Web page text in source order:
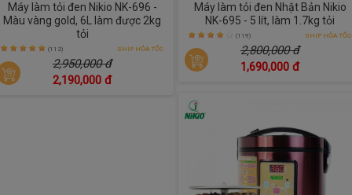
Máy làm tỏi đen Nikio NK-696 -
Màu vàng gold, 6L làm được 2kg
tỏi
(112) SHIP HỎA TỐC
2,950,000 đ
2,190,000 đ
Máy làm tỏi đen Nhật Bản Nikio
NK-695 - 5 lít, làm 1.7kg tỏi
(119) SHIP HỎA TỐC
2,800,000 đ
1,690,000 đ